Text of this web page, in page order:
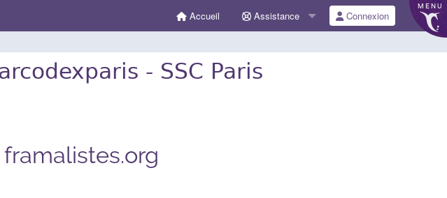
MENU
Accueil Assistance Connexion
- SSC Paris